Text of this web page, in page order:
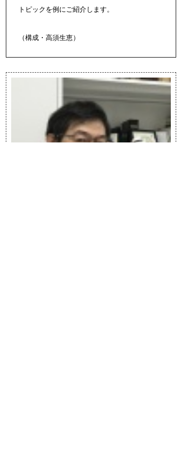
トピックを例にご紹介します。
（構成・高須生恵）